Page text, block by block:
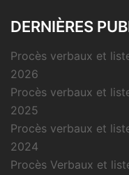
DERNIÈRES
Procès verbaux et
2026
Procès verbaux et
2025
Procès verbaux et
2024
Procès Verbaux et